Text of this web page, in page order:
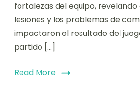
fortalezas del equipo, revelando
lesiones y los problemas de
impactaron el resultado del
partido […]
Read More